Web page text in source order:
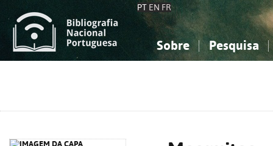
PT EN FR
Sobre Pesquisa